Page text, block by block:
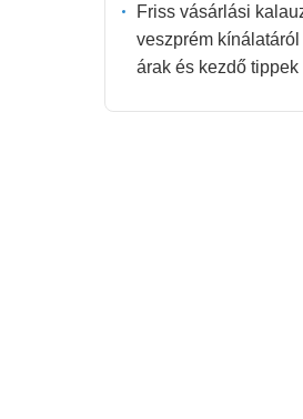
Friss vásárlási
veszprém
árak és kezdő tippek